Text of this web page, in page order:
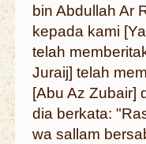
bin Abdullah Ar
kepada kami
telah
Juraij] telah
[Abu Az Zubair]
dia berkata:
wa sallam